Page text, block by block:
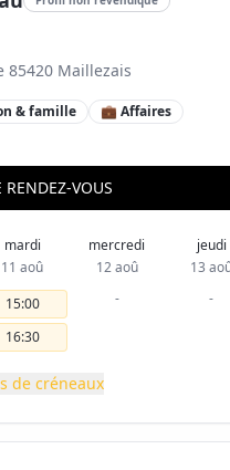
85420 Maillezais
& famille
💼 Affaires
RENDEZ-VOUS
mardi
11 aoû
15:00
16:30
mercredi
12 aoû
-
jeudi
13
-
de créneaux